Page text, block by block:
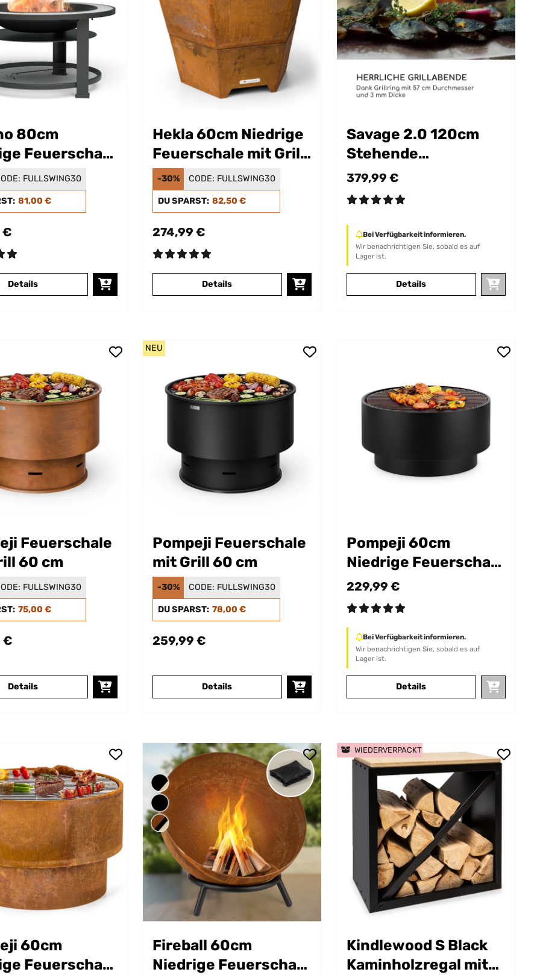
80cm
Feuerschale
Hellgrau
FULLSWING30
81,00 €
€
Details
Hekla 60cm Niedrige
Feuerschale mit Grill
Rost
-30% CODE: FULLSWING30
DU SPARST: 82,50 €
274,99 €
Details
Savage 2.0 120cm
Stehende
Feuerschale Rost
379,99 €
Bei Verfügbarkeit informieren.
Wir benachrichtigen Sie, sobald es auf
Lager ist.
Details
Feuerschale
60 cm
FULLSWING30
75,00 €
€
Details
Pompeji Feuerschale
mit Grill 60 cm
-30% CODE: FULLSWING30
DU SPARST: 78,00 €
259,99 €
Details
NEU
Pompeji 60cm
Niedrige Feuerschale
mit Grill Schwarz
229,99 €
Bei Verfügbarkeit informieren.
Wir benachrichtigen Sie, sobald es auf
Lager ist.
Details
60cm
Feuerschale
Fireball 60cm
Niedrige Feuerschale
Kindlewood S Black
Kaminholzregal mit
WIEDERVERPACKT